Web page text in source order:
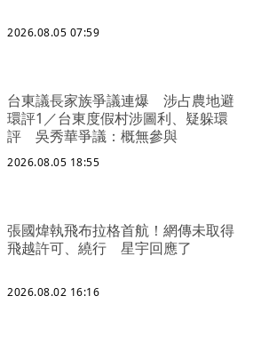
2026.08.05 07:59
台東議長家族爭議連爆 涉占農地避
環評1／台東度假村涉圖利、疑躲環
評 吳秀華爭議：概無參與
2026.08.05 18:55
張國煒執飛布拉格首航！網傳未取得
飛越許可、繞行 星宇回應了
2026.08.02 16:16